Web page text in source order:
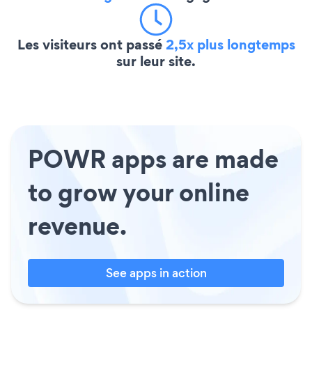
Les visiteurs ont passé2,5x plus longtemps
sur leur site.
POWR apps are made
to grow your online
revenue.
See apps in action